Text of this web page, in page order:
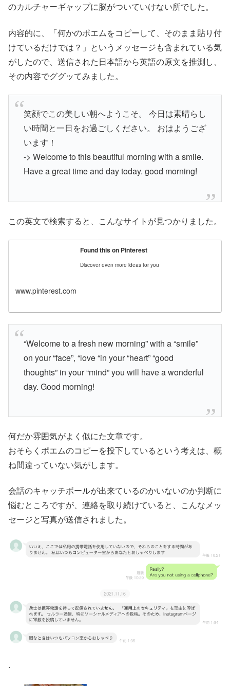
のカルチャーギャップに脳がついていけない所でした。
内容的に、「何かのポエムをコピーして、そのまま貼り付
けているだけでは？」というメッセージも含まれている気
がしたので、送信された日本語から英語の原文を推測し、
その内容でググッてみました。
笑顔でこの美しい朝へようこそ。 今日は素晴らし
い時間と一日をお過ごしください。 おはようござ
います！
-> Welcome to this beautiful morning with a smile.
Have a great time and day today. good morning!
この英文で検索すると、こんなサイトが見つかりました。
Found this on Pinterest
Discover even more ideas for you
www.pinterest.com
“Welcome to a fresh new morning” with a “smile”
on your “face”, “love “in your “heart” “good
thoughts” in your “mind” you will have a wonderful
day. Good morning!
何だか雰囲気がよく似にた文章です。
おそらくポエムのコピーを投下しているという考えは、概
ね間違っていない気がします。
会話のキャッチボールが出来ているのかいないのか判断に
悩むところですが、連絡を取り続けていると、こんなメッ
セージと写真が送信されました。
.